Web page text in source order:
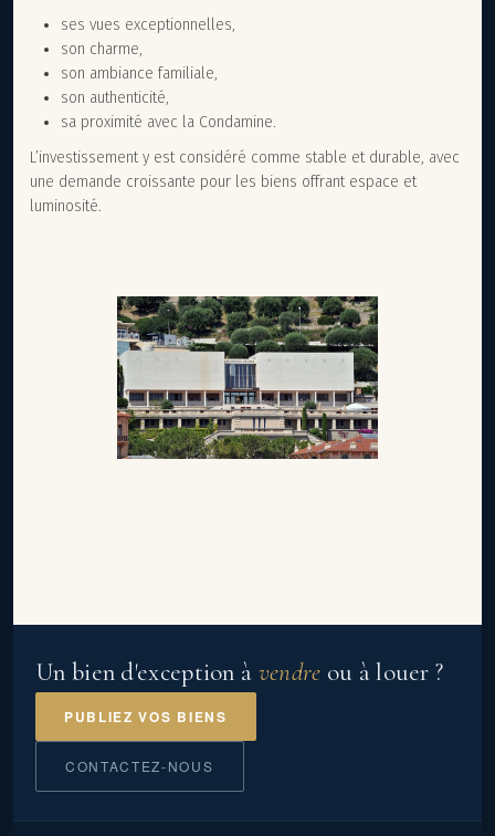
ses vues exceptionnelles,
son charme,
son ambiance familiale,
son authenticité,
sa proximité avec la Condamine.
L’investissement y est considéré comme stable et durable, avec
une demande croissante pour les biens offrant espace et
luminosité.
Un bien d'exception à vendre ou à louer ?
PUBLIEZ VOS BIENS
CONTACTEZ-NOUS